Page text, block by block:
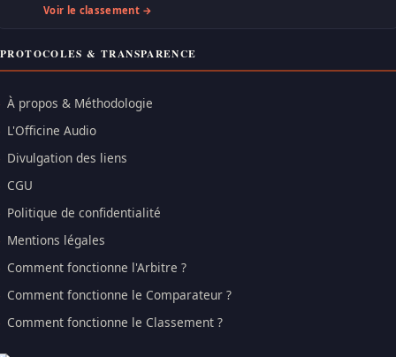
Voir le classement →
PROTOCOLES & TRANSPARENCE
À propos & Méthodologie
L'Officine Audio
Divulgation des liens
CGU
Politique de confidentialité
Mentions légales
Comment fonctionne l'Arbitre ?
Comment fonctionne le Comparateur ?
Comment fonctionne le Classement ?